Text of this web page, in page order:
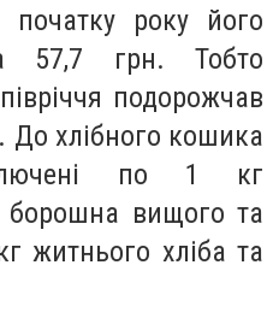
року його
57,7 грн. Тобто
подорожчав
До хлібного кошика
по 1 кг
борошна вищого та
житнього хліба та